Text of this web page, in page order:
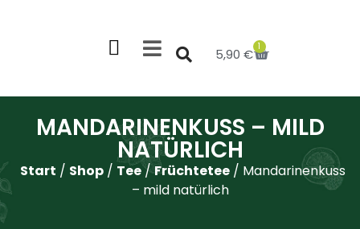
5,90 € 1
MANDARINENKUSS – MILD
NATÜRLICH
Start / Shop / Tee/Früchtetee / Mandarinenkuss
– mild natürlich